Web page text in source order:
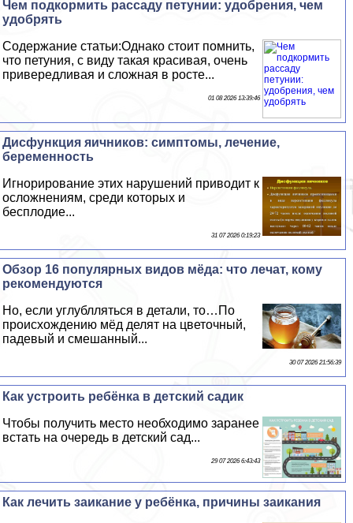
Чем подкормить рассаду петунии: удобрения, чем
удобрять
Содержание статьи:Однако стоит помнить,
что петуния, с виду такая красивая, очень
привередливая и сложная в росте...
01 08 2026 13:39:46
Дисфункция яичников: симптомы, лечение,
беременность
Игнорирование этих нарушений приводит к
осложнениям, среди которых и
бесплодие...
31 07 2026 0:19:23
Обзор 16 популярных видов мёда: что лечат, кому
рекомендуются
Но, если углублляться в детали, то…По
происхождению мёд делят на цветочный,
падевый и смешанный...
30 07 2026 21:56:39
Как устроить ребёнка в детский садик
Чтобы получить место необходимо заранее
встать на очередь в детский сад...
29 07 2026 6:43:43
Как лечить заикание у ребёнка, причины заикания